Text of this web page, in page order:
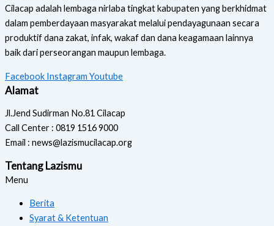
Cilacap adalah lembaga nirlaba tingkat kabupaten yang berkhidmat
dalam pemberdayaan masyarakat melalui pendayagunaan secara
produktif dana zakat, infak, wakaf dan dana keagamaan lainnya
baik dari perseorangan maupun lembaga.
Facebook Instagram Youtube
Alamat
Jl.Jend Sudirman No.81 Cilacap
Call Center : 0819 1516 9000
Email : news@lazismucilacap.org
Tentang Lazismu
Menu
Berita
Syarat & Ketentuan